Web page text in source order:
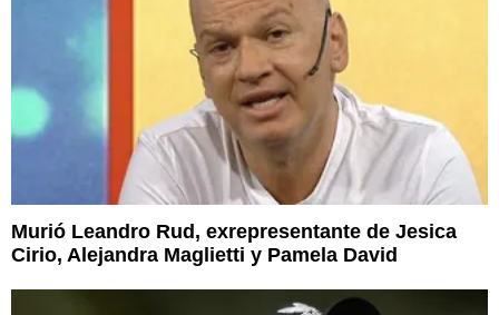
Murió Leandro Rud, exrepresentante de Jesica
Cirio, Alejandra Maglietti y Pamela David